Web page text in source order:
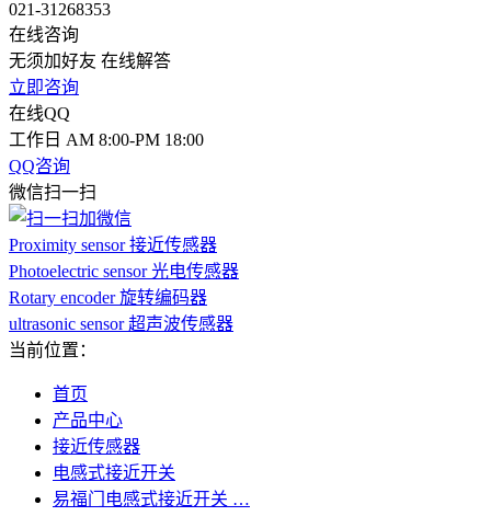
021-31268353
在线咨询
无须加好友 在线解答
立即咨询
在线QQ
工作日 AM 8:00-PM 18:00
QQ咨询
微信扫一扫
Proximity sensor 接近传感器
Photoelectric sensor 光电传感器
Rotary encoder 旋转编码器
ultrasonic sensor 超声波传感器
当前位置：
首页
产品中心
接近传感器
电感式接近开关
易福门电感式接近开关 …